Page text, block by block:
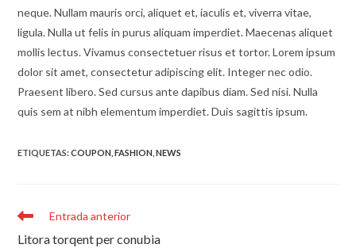
neque. Nullam mauris orci, aliquet et, iaculis et, viverra vitae,
ligula. Nulla ut felis in purus aliquam imperdiet. Maecenas aliquet
mollis lectus. Vivamus consectetuer risus et tortor. Lorem ipsum
dolor sit amet, consectetur adipiscing elit. Integer nec odio.
Praesent libero. Sed cursus ante dapibus diam. Sed nisi. Nulla
quis sem at nibh elementum imperdiet. Duis sagittis ipsum.
ETIQUETAS:COUPON FASHION NEWS
Entrada anterior
Litora torqent per conubia